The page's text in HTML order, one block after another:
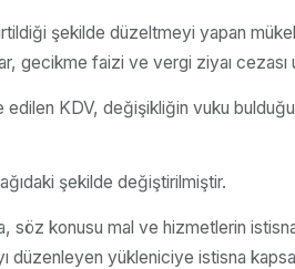
şekilde düzeltmeyi yapan
gecikme faizi ve vergi ziyaı cezası
KDV, değişikliğin vuku
şekilde değiştirilmiştir.
konusu mal ve hizmetlerin
düzenleyen yükleniciye istisna